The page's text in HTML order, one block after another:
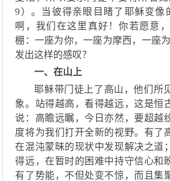
9）。当彼得亲眼目睹了耶稣变像
啊，我们在这里真好！你若愿意
棚：一座为你，一座为摩西，一座
发出这样的感叹？
一、在山上
耶稣带门徒上了高山，他们所
象。站得越高，看得越远，这是恒
说：高瞻远瞩，今日亦然，要超越
度将为我们打开全新的视野。 有了
在混沌蒙昧的现状中发现解决之道 ；
得远，在暂时的困难中持守信心和
有了势能，不但处变不惊，而且集